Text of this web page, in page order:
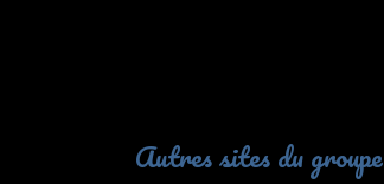
Autres sites du groupe